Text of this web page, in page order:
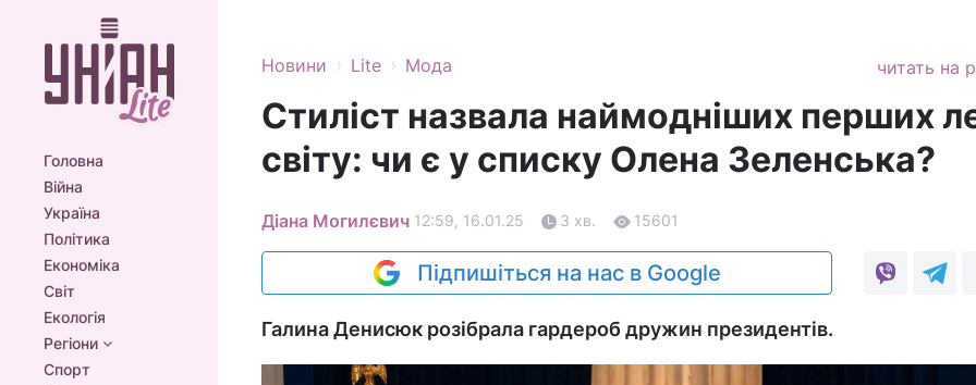
Головна
Війна
Україна
Політика
Економіка
Світ
Екологія
Регіони
Спорт
Новини › Lite › Мода читать на
Стиліст назвала наймодніших перших
світу: чи є у списку Олена Зеленська?
Діана Могилєвич 12:59, 16.01.25 3 хв. 15601
Підпишіться на нас в Google
Галина Денисюк розібрала гардероб дружин президентів.